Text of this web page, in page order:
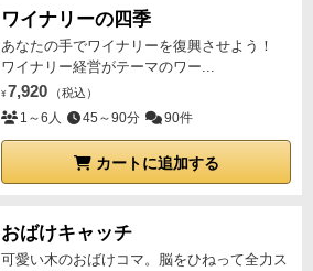
ワイナリーの四季
あなたの手でワイナリーを復興させよう！
ワイナリー経営がテーマのワー...
¥ 7,920 （税込）
1～6人 45～90分 90件
カートに追加する
おばけキャッチ
可愛い木のおばけコマ。脳をひねって全力ス